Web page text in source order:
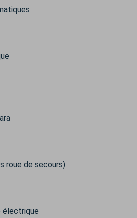
roue de secours)
électrique